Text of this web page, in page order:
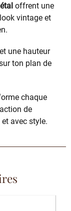
offrent une
vintage et
et une hauteur
ton plan de
chaque
de
avec style.